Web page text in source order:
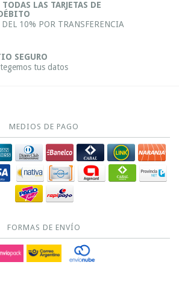
LAS TARJETAS DE
DEL 10% POR TRANSFERENCIA
SEGURO
tus datos
MEDIOS DE PAGO
FORMAS DE ENVÍO